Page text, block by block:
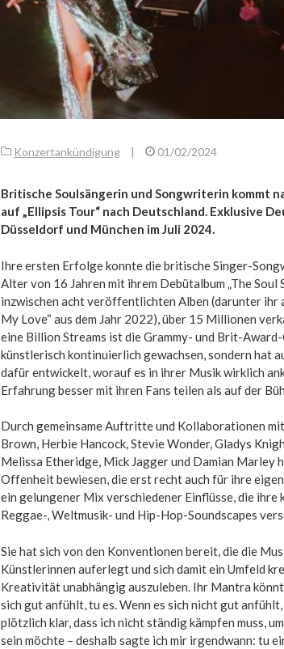
Konzertankündigung | 01/02/2024
Britische Soulsängerin und Songwriterin kommt
auf „Ellipsis Tour“ nach Deutschland. Exklusive
Düsseldorf und München im Juli 2024.
Ihre ersten Erfolge konnte die britische Singer-
Alter von 16 Jahren mit ihrem Debütalbum „The Soul
inzwischen acht veröffentlichten Alben (darunter ihr
My Love“ aus dem Jahr 2022), über 15 Millionen
eine Billion Streams ist die Grammy- und Brit-
künstlerisch kontinuierlich gewachsen, sondern hat
dafür entwickelt, worauf es in ihrer Musik wirklich
Erfahrung besser mit ihren Fans teilen als auf der
Durch gemeinsame Auftritte und Kollaborationen
Brown, Herbie Hancock, Stevie Wonder, Gladys
Melissa Etheridge, Mick Jagger und Damian Marley
Offenheit bewiesen, die erst recht auch für ihre
ein gelungener Mix verschiedener Einflüsse, die
Reggae-, Weltmusik- und Hip-Hop-Soundscapes
Sie hat sich von den Konventionen bereit, die die
Künstlerinnen auferlegt und sich damit ein Umfeld
Kreativität unabhängig auszuleben. Ihr Mantra
sich gut anfühlt, tu es. Wenn es sich nicht gut
plötzlich klar, dass ich nicht ständig kämpfen muss,
sein möchte – deshalb sagte ich mir irgendwann: tu